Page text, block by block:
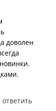
доволен
ответить